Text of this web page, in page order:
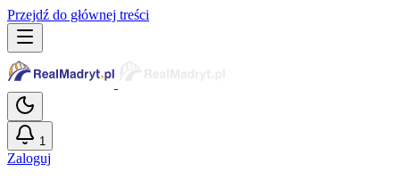
Przejdź do głównej treści
1
Zaloguj